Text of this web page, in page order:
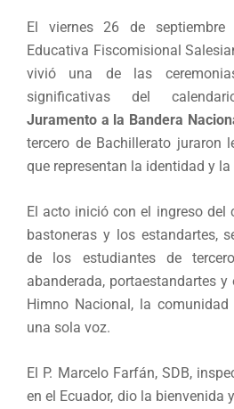
El viernes 26 de
Educativa Fiscomisional
vivió una de las
significativas del
Juramento a la Bandera
tercero de Bachillerato juraron
que representan la identidad y
El acto inició con el ingreso del
bastoneras y los estandartes,
de los estudiantes de
abanderada, portaestandartes
Himno Nacional, la
una sola voz.
El P. Marcelo Farfán, SDB,
en el Ecuador, dio la bienvenida